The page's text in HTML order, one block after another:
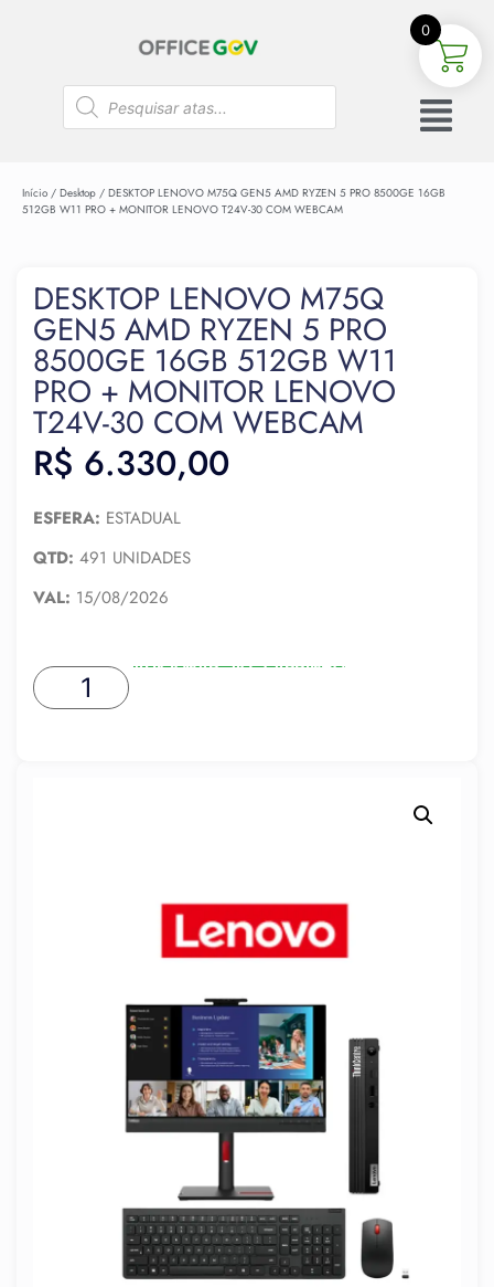
Início / Desktop / DESKTOP LENOVO M75Q GEN5 AMD RYZEN 5 PRO 8500GE 16GB
512GB W11 PRO + MONITOR LENOVO T24V-30 COM WEBCAM
DESKTOP LENOVO M75Q
GEN5 AMD RYZEN 5 PRO
8500GE 16GB 512GB W11
PRO + MONITOR LENOVO
T24V-30 COM WEBCAM
R$ 6.330,00
ESFERA: ESTADUAL
QTD: 491 UNIDADES
VAL: 15/08/2026
ADICIONAR AO CARRINHO
0